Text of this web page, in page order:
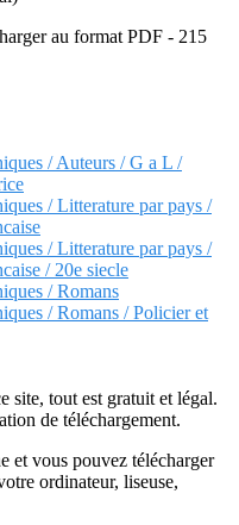
au format PDF - 215
/ Auteurs / G a L /
/ Litterature par pays /
/ Litterature par pays /
/ 20e siecle
/ Romans
/ Romans / Policier et
site, tout est gratuit et légal.
de téléchargement.
et vous pouvez télécharger
ordinateur, liseuse,